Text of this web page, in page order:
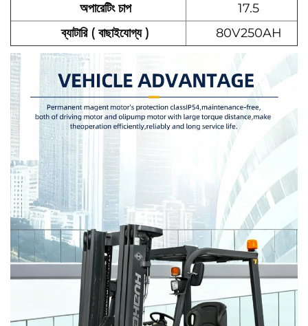
অপারেটিং চাপ
17.5
ব্যাটারি ( বাছাইযোগ্য) 80V250AH